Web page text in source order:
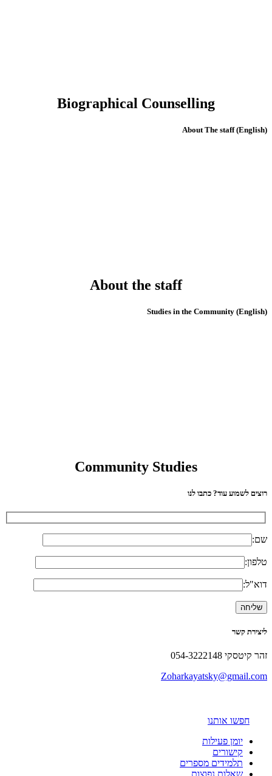
Biographical Counselling
(English) About The staff
About the staff
(English) Studies in the Community
Community Studies
רוצים לשמוע עוד? כתבו לנו
שם:
טלפון:
דוא"ל:
ליצירת קשר
זהר קיטסקי 054-3222148
Zoharkayatsky@gmail.com
חפשו אותנו
יומן פעילות
קישורים
תלמידים מספרים